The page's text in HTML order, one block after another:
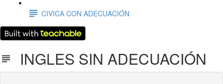
CIVICA CON ADECUACIÓN
INGLES SIN ADECUACIÓN